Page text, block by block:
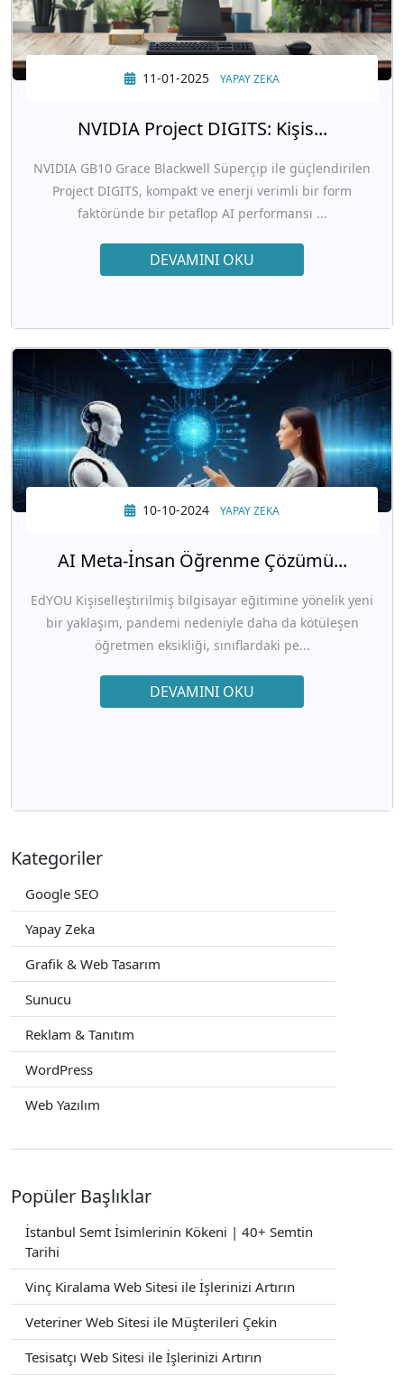
11-01-2025 YAPAY ZEKA
NVIDIA Project DIGITS: Kişis...
NVIDIA GB10 Grace Blackwell Süperçip ile güçlendirilen
Project DIGITS, kompakt ve enerji verimli bir form
faktöründe bir petaflop AI performansı ...
DEVAMINI OKU
10-10-2024 YAPAY ZEKA
AI Meta-İnsan Öğrenme Çözümü...
EdYOU Kişiselleştirilmiş bilgisayar eğitimine yönelik yeni
bir yaklaşım, pandemi nedeniyle daha da kötüleşen
öğretmen eksikliği, sınıflardaki pe...
DEVAMINI OKU
Kategoriler
Google SEO
Yapay Zeka
Grafik & Web Tasarım
Sunucu
Reklam & Tanıtım
WordPress
Web Yazılım
Popüler Başlıklar
İstanbul Semt İsimlerinin Kökeni | 40+ Semtin
Tarihi
Vinç Kiralama Web Sitesi ile İşlerinizi Artırın
Veteriner Web Sitesi ile Müşterileri Çekin
Tesisatçı Web Sitesi ile İşlerinizi Artırın